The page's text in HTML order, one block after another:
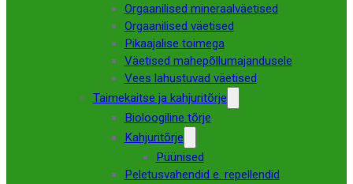
Orgaanilised mineraalväetised
Orgaanilised väetised
Pikaajalise toimega
Väetised mahepõllumajandusele
Vees lahustuvad väetised
Taimekaitse ja kahjuritõrje
Bioloogiline tõrje
Kahjuritõrje
Püünised
Peletusvahendid e. repellendid